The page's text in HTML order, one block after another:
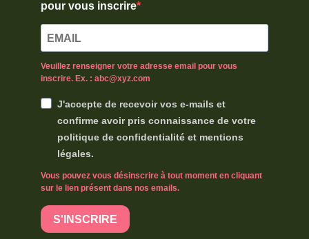
pour vous inscrire
Veuillez renseigner votre adresse email pour vous
inscrire. Ex. : abc@xyz.com
J'accepte de recevoir vos e-mails et
confirme avoir pris connaissance de votre
politique de confidentialité et mentions
légales.
Vous pouvez vous désinscrire à tout moment en cliquant
sur le lien présent dans nos emails.
S'INSCRIRE